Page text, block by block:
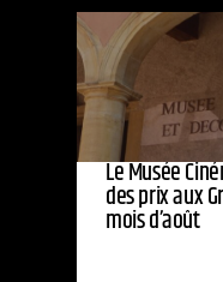
Le Musée
des prix aux
mois d’août